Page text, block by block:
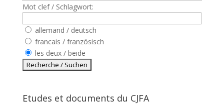
Mot clef / Schlagwort:
allemand / deutsch
francais / französisch
les deux / beide
Etudes et documents du CJFA